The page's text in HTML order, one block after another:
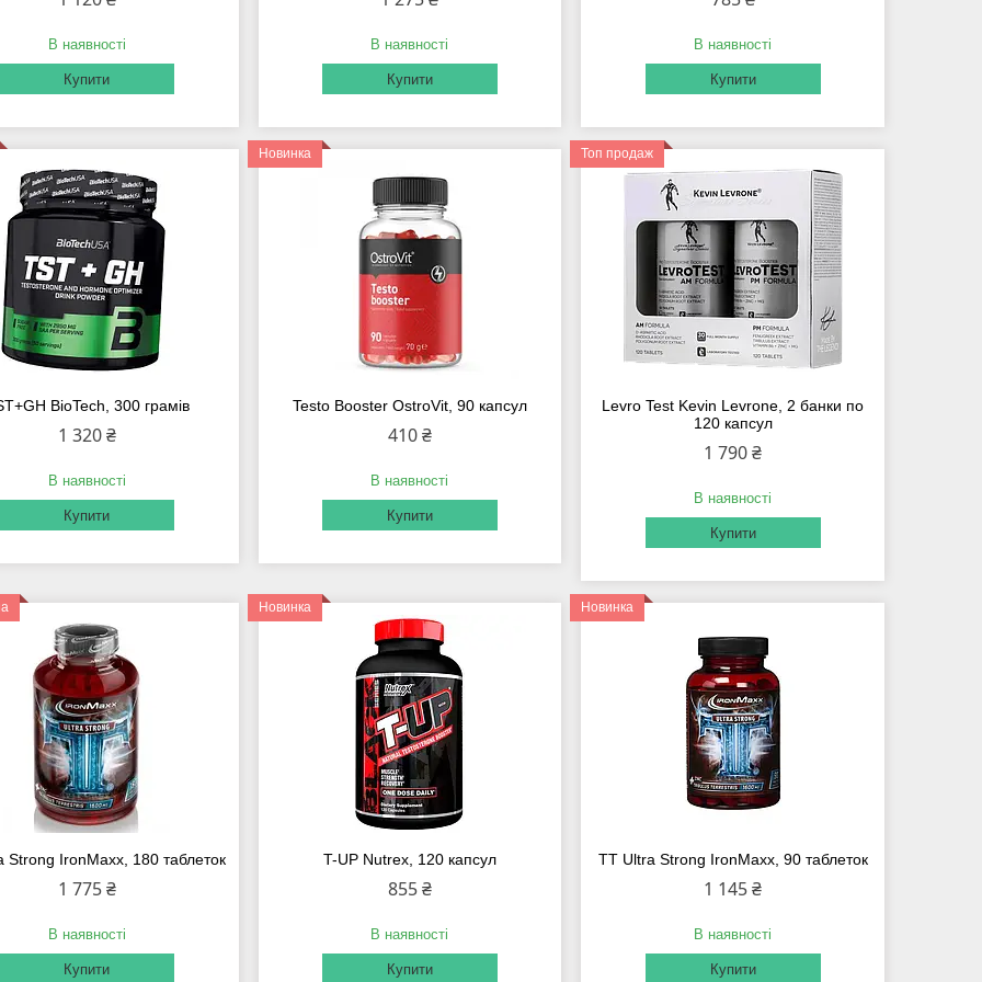
В наявності
Купити
В наявності
Купити
В наявності
Купити
BioTech, 300 грамів
1 320 ₴
В наявності
Купити
Новинка
Testo Booster OstroVit, 90 капсул
410 ₴
В наявності
Купити
Топ продаж
Levro Test Kevin Levrone, 2 банки по
120 капсул
1 790 ₴
В наявності
Купити
Strong IronMaxx, 180 таблеток
1 775 ₴
В наявності
Купити
Новинка
T-UP Nutrex, 120 капсул
855 ₴
В наявності
Купити
Новинка
TT Ultra Strong IronMaxx, 90 таблеток
1 145 ₴
В наявності
Купити